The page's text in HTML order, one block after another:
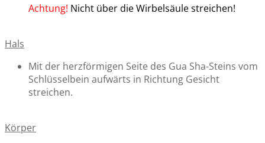
Achtung! Nicht über die Wirbelsäule streichen!
Hals
Mit der herzförmigen Seite des Gua Sha-Steins vom
Schlüsselbein aufwärts in Richtung Gesicht
streichen.
Körper